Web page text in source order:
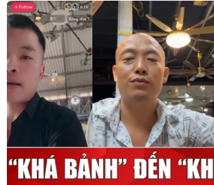
là đòn bẩy, quản trị là chìa khóa
05/08/2026 09:25
Standard Chartered huy động thành
công khoản vay xã hội 721 triệu USD
cho HDBank
05/08/2026 07:46